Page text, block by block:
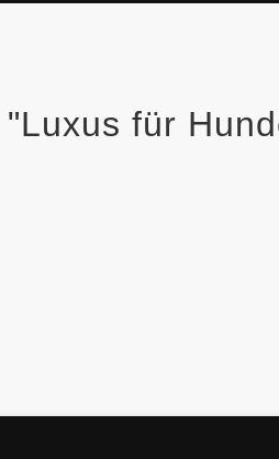
"Luxus für